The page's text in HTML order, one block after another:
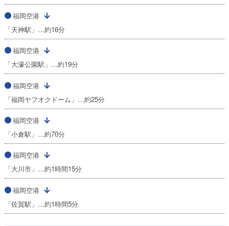
福岡空港
「天神駅」…約16分
福岡空港
「大濠公園駅」…約19分
福岡空港
「福岡ヤフオクドーム」…約25分
福岡空港
「小倉駅」…約70分
福岡空港
「大川市」…約1時間15分
福岡空港
「佐賀駅」…約1時間5分